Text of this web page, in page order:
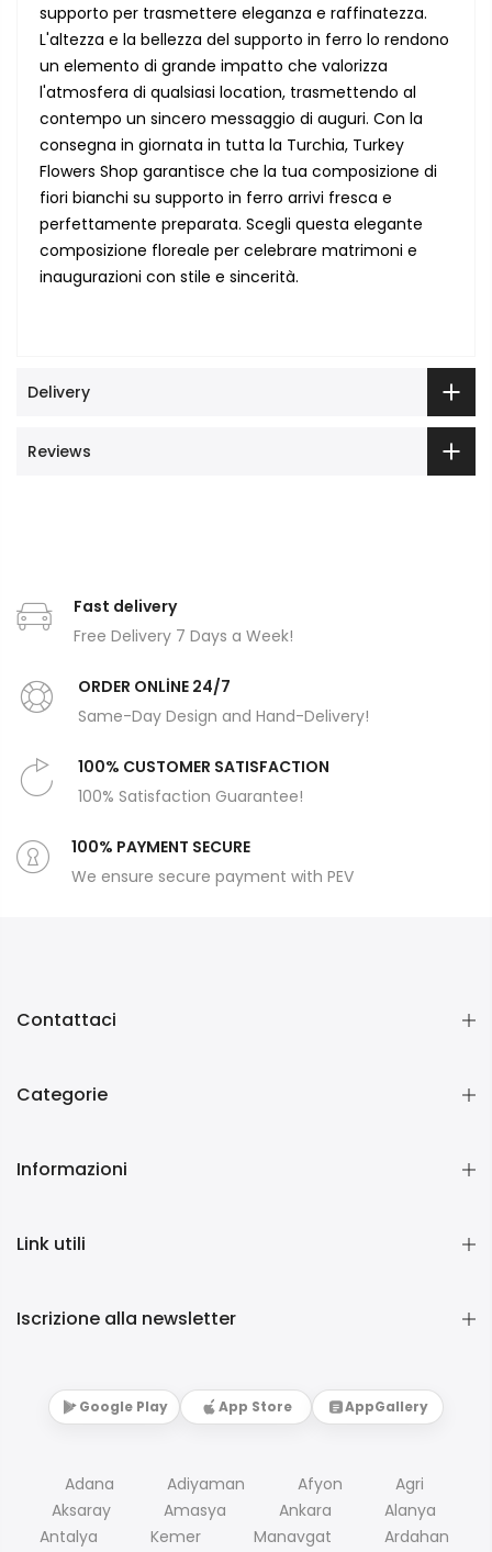
supporto per trasmettere eleganza e raffinatezza.
L'altezza e la bellezza del supporto in ferro lo rendono
un elemento di grande impatto che valorizza
l'atmosfera di qualsiasi location, trasmettendo al
contempo un sincero messaggio di auguri. Con la
consegna in giornata in tutta la Turchia, Turkey
Flowers Shop garantisce che la tua composizione di
fiori bianchi su supporto in ferro arrivi fresca e
perfettamente preparata. Scegli questa elegante
composizione floreale per celebrare matrimoni e
inaugurazioni con stile e sincerità.
Delivery
Reviews
Fast delivery
Free Delivery 7 Days a Week!
ORDER ONLİNE 24/7
Same-Day Design and Hand-Delivery!
100% CUSTOMER SATISFACTION
100% Satisfaction Guarantee!
100% PAYMENT SECURE
We ensure secure payment with PEV
Contattaci
Categorie
Informazioni
Link utili
Iscrizione alla newsletter
Google Play App Store AppGallery
Adana Adiyaman Afyon
Agri
Aksaray
Amasya Ankara
Alanya
Antalya
Kemer Manavgat Ardahan